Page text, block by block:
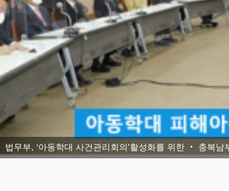
법무부, ‘아동학대 사건관리회의’활성화를 위한 ‧ 충북